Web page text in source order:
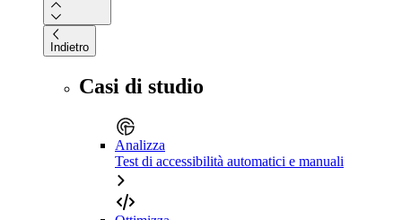
Indietro
Casi di studio
Analizza
Test di accessibilità automatici e manuali